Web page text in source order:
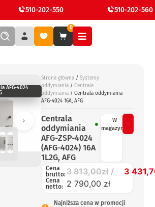
510-202-550 510-202-560
0
AFG-4024
Strona główna / Systemy
oddymiania / Centrale
oddymiania / Centrala oddymiania
AFG-4024 16A, AFG
Centrala
oddymiania
AFG-ZSP-4024
(AFG-4024) 16A
1L2G, AFG
W
magazynie
Cena
brutto:3 813,00zł 3
Cena
netto: 2 790,00 zł
Najniższa cena w promocji